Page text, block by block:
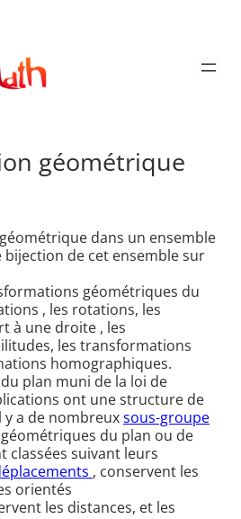
géométrique
dans un ensemble
de cet ensemble sur
géométriques du
, les rotations, les
à une droite , les
les transformations
homographiques.
plan muni de la loi de
ont une structure de
y a de nombreuxsous-groupe
du plan ou de
classées suivant leurs
, conservent les
orientés
les distances, et les